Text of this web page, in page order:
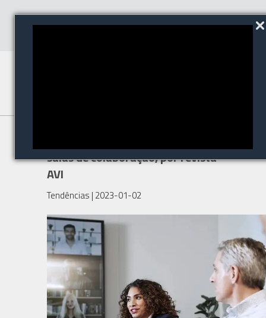
salas de colaboração, por revista
AVI
Tendências | 2023-01-02